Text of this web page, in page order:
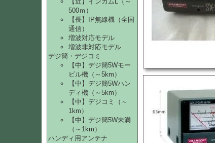
500ｍ）
【長】IP無線機（全国
通信）
増波対応モデル
増波非対応モデル
デジ簡・デジコミ
【中】デジ簡5Wモー
ビル機（～5km）
【中】デジ簡5Wハン
ディ機（～5km）
【中】デジコミ（～
1km）
【中】デジ簡5W未満
（～1km）
ハンディ用アンテナ